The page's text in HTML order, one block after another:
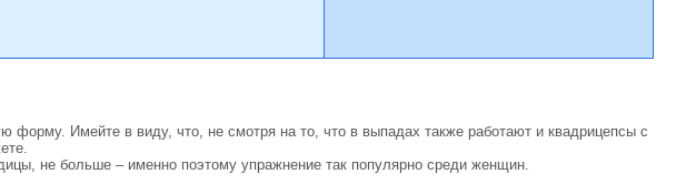
форму. Имейте в виду, что, не смотря на то, что в выпадах также работают и квадрицепсы с
не больше – именно поэтому упражнение так популярно среди женщин.